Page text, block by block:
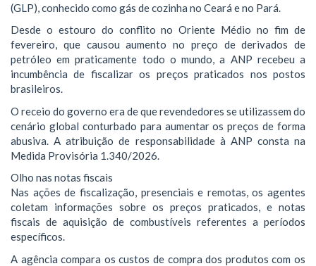
(GLP), conhecido como gás de cozinha no Ceará e no Pará.
Desde o estouro do conflito no Oriente Médio no fim de
fevereiro, que causou aumento no preço de derivados de
petróleo em praticamente todo o mundo, a ANP recebeu a
incumbência de fiscalizar os preços praticados nos postos
brasileiros.
O receio do governo era de que revendedores se utilizassem do
cenário global conturbado para aumentar os preços de forma
abusiva. A atribuição de responsabilidade à ANP consta na
Medida Provisória 1.340/2026.
Olho nas notas fiscais
Nas ações de fiscalização, presenciais e remotas, os agentes
coletam informações sobre os preços praticados, e notas
fiscais de aquisição de combustíveis referentes a períodos
específicos.
A agência compara os custos de compra dos produtos com os